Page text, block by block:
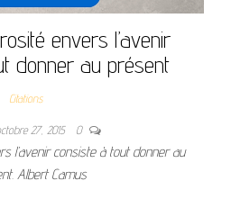
envers l’avenir
donner au présent
Citations
27, 2015 0
l’avenir consiste à tout donner au
Albert Camus